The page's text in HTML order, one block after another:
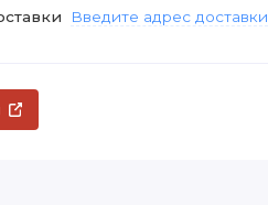
Введите адрес доставки